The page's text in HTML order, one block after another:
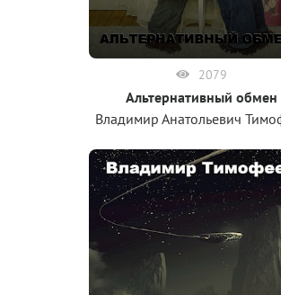
2079
Альтернативный обмен
Владимир Анатольевич